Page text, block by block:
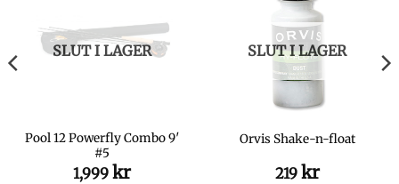
SLUT I LAGER
Pool 12 Powerfly Combo 9′
#5
1,999 kr
SLUT I LAGER
Orvis Shake-n-float
219 kr